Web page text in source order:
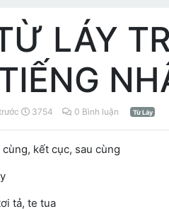
LÁY
3754 0 Bình luận Từ Láy
kết cục, sau cùng
tả, te tua